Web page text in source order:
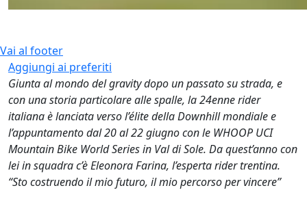
Vai al footer
Aggiungi ai preferiti
Giunta al mondo del gravity dopo un passato su strada, e
con una storia particolare alle spalle, la 24enne rider
italiana è lanciata verso l’élite della Downhill mondiale e
l’appuntamento dal 20 al 22 giugno con le WHOOP UCI
Mountain Bike World Series in Val di Sole. Da quest’anno con
lei in squadra c’è Eleonora Farina, l’esperta rider trentina.
“Sto costruendo il mio futuro, il mio percorso per vincere”